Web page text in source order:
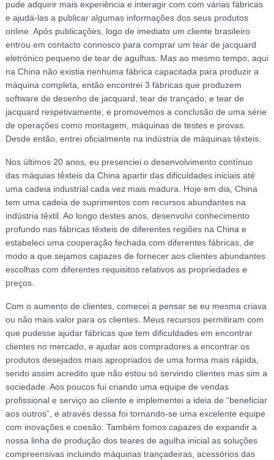
pude adquirir mais experiência e interagir com com várias fábricas
e ajudá-las a publicar algumas informações dos seus produtos
online. Após publicações, logo de imediato um cliente brasileiro
entrou em contacto connosco para comprar um tear de jacquard
eletrónico pequeno de tear de agulhas. Mas ao mesmo tempo, aqui
na China não existia nenhuma fábrica capacitada para produzir a
máquina completa, então encontrei 3 fábricas que produzem
software de desenho de jacquard, tear de trançado, e tear de
jacquard respetivamente, e promovemos a conclusão de uma série
de operações como montagem, máquinas de testes e provas.
Desde então, entrei oficialmente na indústria de máquinas têxteis.
Nos últimos 20 anos, eu presenciei o desenvolvimento contínuo
das máquias têxteis da China apartir das dificuldades iniciais até
uma cadeia industrial cada vez mais madura. Hoje em dia, China
tem uma cadeia de suprimentos com recursos abundantes na
indústria têxtil. Ao longo destes anos, desenvolvi conhecimento
profundo nas fábricas têxteis de diferentes regiões na China e
estabeleci uma cooperação fechada com diferentes fábricas, de
modo a que sejamos capazes de fornecer aos clientes abundantes
escolhas com diferentes requisitos relativos as propriedades e
preços.
Com o aumento de clientes, comecei a pensar se eu mesma criava
ou não mais valor para os clientes. Meus recursos permitiram com
que pudesse ajudar fábricas que tem dificuldades em encontrar
clientes no mercado, e ajudar aos compradores a encontrar os
produtos desejados mais apropriados de uma forma mais rápida,
sendo assim acredito que não estou só servindo clientes mas sim a
sociedade. Aos poucos fui criando uma equipe de vendas
profissional e serviço ao cliente e implementei a ideia de “beneficiar
aos outros”, e através dessa foi tornando-se uma excelente equipe
com inovações e coesão. Também fomos capazes de expandir a
nossa linha de produção dos teares de agulha inicial as soluções
compreensivas incluindo máquinas trançadeiras, acessórios das